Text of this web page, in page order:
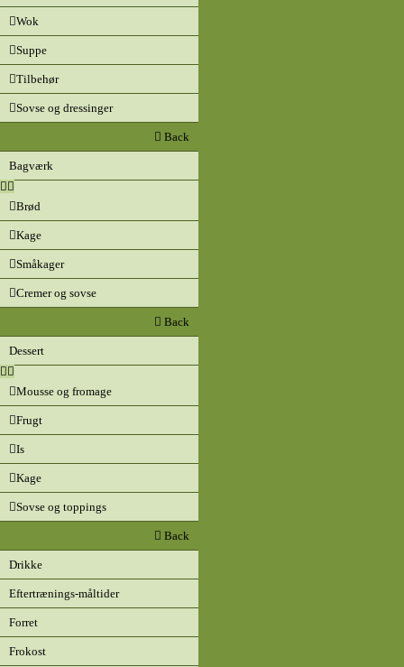
Wok
Suppe
Tilbehør
Sovse og dressinger
Back
Bagværk
Brød
Kage
Småkager
Cremer og sovse
Back
Dessert
Mousse og fromage
Frugt
Is
Kage
Sovse og toppings
Back
Drikke
Eftertrænings-måltider
Forret
Frokost